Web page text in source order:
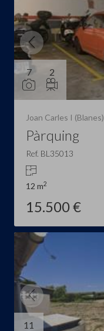
7 2
Joan Carles I (Blanes)
Pàrquing
Ref. BL35013
12 m2
15.500 €
11